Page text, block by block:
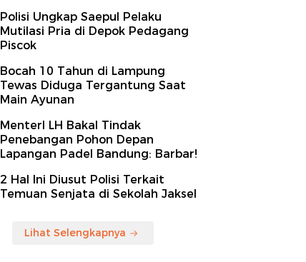
Polisi Ungkap Saepul Pelaku
Mutilasi Pria di Depok Pedagang
Piscok
Bocah 10 Tahun di Lampung
Tewas Diduga Tergantung Saat
Main Ayunan
MenterI LH Bakal Tindak
Penebangan Pohon Depan
Lapangan Padel Bandung: Barbar!
2 Hal Ini Diusut Polisi Terkait
Temuan Senjata di Sekolah Jaksel
Lihat Selengkapnya